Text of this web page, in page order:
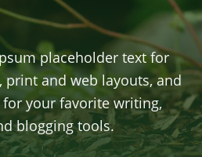
placeholder text for
print and web layouts, and
your favorite writing,
blogging tools.